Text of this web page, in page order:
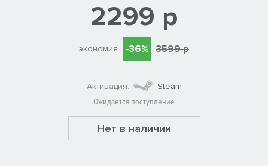
2299 р
экономия -36% 3599 р
Активация:
Steam
Ожидается поступление
Нет в наличии